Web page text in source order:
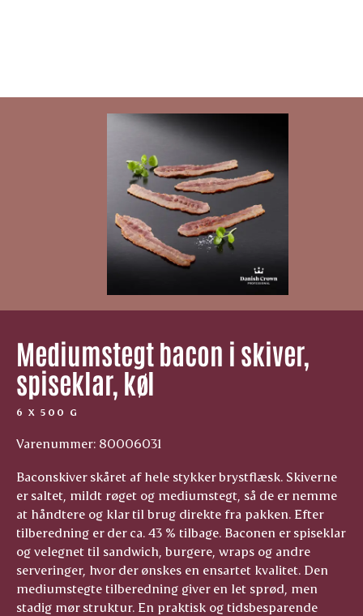
Mediumstegt bacon i skiver,
spiseklar, køl
6 X 500 G
Varenummer: 80006031
Baconskiver skåret af hele stykker brystflæsk. Skiverne
er saltet, mildt røget og mediumstegt, så de er nemme
at håndtere og klar til brug direkte fra pakken. Efter
tilberedning er der ca. 43 % tilbage. Baconen er spiseklar
og velegnet til sandwich, burgere, wraps og andre
serveringer, hvor der ønskes en ensartet kvalitet. Den
mediumstegte tilberedning giver en let sprød, men
stadig mør struktur. En praktisk og tidsbesparende